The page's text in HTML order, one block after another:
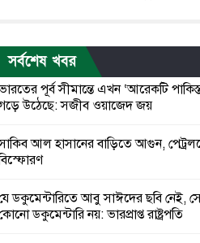
সর্বশেষ খবর
পূর্ব সীমান্তে এখন ‘আরেকটি
উঠেছে: সজীব ওয়াজেদ জয়
আল হাসানের বাড়িতে আগুন,
ডকুমেন্টারিতে আবু সাঈদের ছবি নেই,
ডকুমেন্টারি নয়: ভারপ্রাপ্ত রাষ্ট্রপতি